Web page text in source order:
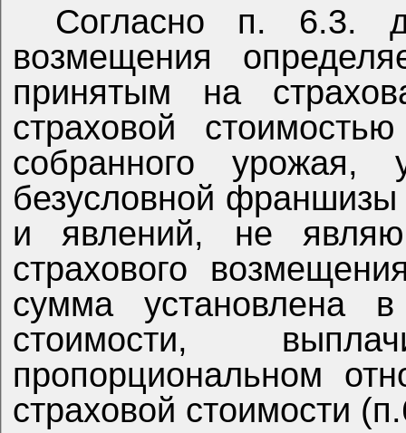
Согласно п. 6.3.
возмещения
принятым на
страховой
собранного урожая,
безусловной
и явлений, не
страхового
сумма установлена
стоимости,
пропорциональном
страховой стоимости